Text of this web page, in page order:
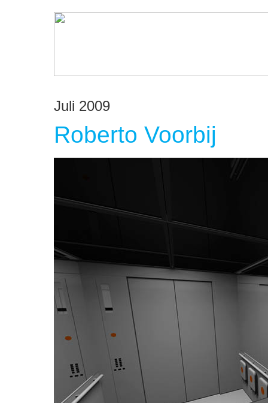
Juli 2009
Roberto Voorbij